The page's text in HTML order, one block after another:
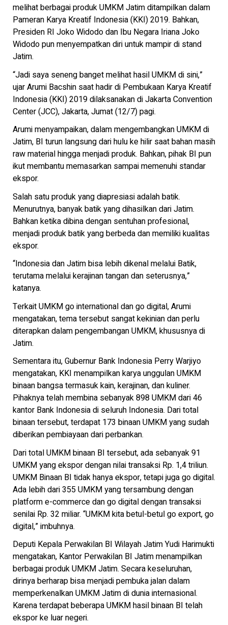
melihat berbagai produk UMKM Jatim ditampilkan dalam
Pameran Karya Kreatif Indonesia (KKI) 2019. Bahkan,
Presiden RI Joko Widodo dan Ibu Negara Iriana Joko
Widodo pun menyempatkan diri untuk mampir di stand
Jatim.
“Jadi saya seneng banget melihat hasil UMKM di sini,”
ujar Arumi Bacshin saat hadir di Pembukaan Karya Kreatif
Indonesia (KKI) 2019 dilaksanakan di Jakarta Convention
Center (JCC), Jakarta, Jumat (12/7) pagi.
Arumi menyampaikan, dalam mengembangkan UMKM di
Jatim, BI turun langsung dari hulu ke hilir saat bahan masih
raw material hingga menjadi produk. Bahkan, pihak BI pun
ikut membantu memasarkan sampai memenuhi standar
ekspor.
Salah satu produk yang diapresiasi adalah batik.
Menurutnya, banyak batik yang dihasilkan dari Jatim.
Bahkan ketika dibina dengan sentuhan profesional,
menjadi produk batik yang berbeda dan memiliki kualitas
ekspor.
“Indonesia dan Jatim bisa lebih dikenal melalui Batik,
terutama melalui kerajinan tangan dan seterusnya,”
katanya.
Terkait UMKM go international dan go digital, Arumi
mengatakan, tema tersebut sangat kekinian dan perlu
diterapkan dalam pengembangan UMKM, khususnya di
Jatim.
Sementara itu, Gubernur Bank Indonesia Perry Warjiyo
mengatakan, KKI menampilkan karya unggulan UMKM
binaan bangsa termasuk kain, kerajinan, dan kuliner.
Pihaknya telah membina sebanyak 898 UMKM dari 46
kantor Bank Indonesia di seluruh Indonesia. Dari total
binaan tersebut, terdapat 173 binaan UMKM yang sudah
diberikan pembiayaan dari perbankan.
Dari total UMKM binaan BI tersebut, ada sebanyak 91
UMKM yang ekspor dengan nilai transaksi Rp. 1,4 triliun.
UMKM Binaan BI tidak hanya ekspor, tetapi juga go digital.
Ada lebih dari 355 UMKM yang tersambung dengan
platform e-commerce dan go digital dengan transaksi
senilai Rp. 32 miliar. “UMKM kita betul-betul go export, go
digital,” imbuhnya.
Deputi Kepala Perwakilan BI Wilayah Jatim Yudi Harimukti
mengatakan, Kantor Perwakilan BI Jatim menampilkan
berbagai produk UMKM Jatim. Secara keseluruhan,
dirinya berharap bisa menjadi pembuka jalan dalam
memperkenalkan UMKM Jatim di dunia internasional.
Karena terdapat beberapa UMKM hasil binaan BI telah
ekspor ke luar negeri.